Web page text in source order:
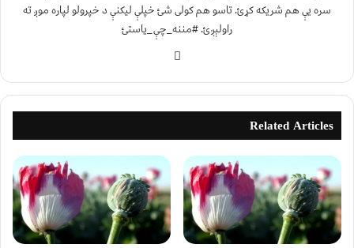
سره یې هم شریکه کړئ. تاسو هم کولی شئ خپلې لیکنې د خپرولو لپاره موږ ته
راولېږئ. #مننه_چې_یاستئ
Related Articles